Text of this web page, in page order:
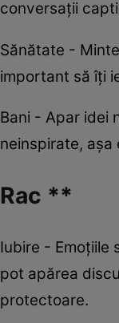
conversații
Sănătate -
important să îți
Bani - Apar idei
neinspirate, așa
Rac **
Iubire - Emoțiile
pot apărea
protectoare.